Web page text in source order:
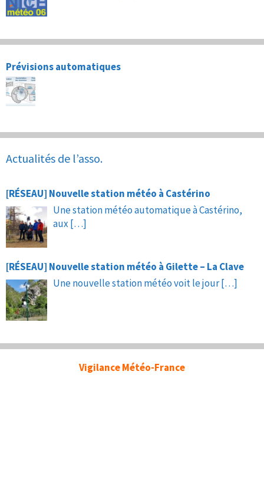
Prévisions automatiques
Actualités de l’asso.
[RÉSEAU] Nouvelle station météo à Castérino
Une station météo automatique à Castérino,
aux […]
[RÉSEAU] Nouvelle station météo à Gilette – La Clave
Une nouvelle station météo voit le jour[…]
Vigilance Météo-France